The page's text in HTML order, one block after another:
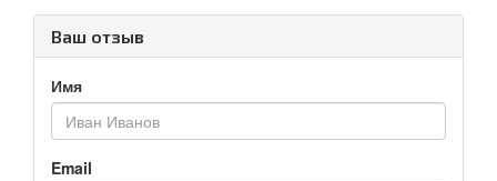
Ваш отзыв
Имя
Email